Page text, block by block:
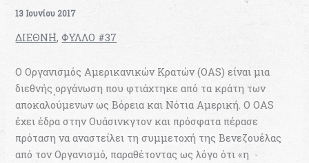
13 Ιουνίου 2017
ΔΙΕΘΝΗ,ΦΥΛΛΟ #37
O Οργανισμός Αμερικανικών Κρατών (OAS) είναι μια
διεθνής οργάνωση που φτιάχτηκε από τα κράτη των
απoκαλούμενων ως Βόρεια και Νότια Αμερική. Ο OAS
έχει έδρα στην Ουάσινκγτον και πρόσφατα πέρασε
πρόταση να αναστείλει τη συμμετοχή της Βενεζουέλας
από τον Οργανισμό, παραθέτοντας ως λόγο ότι «η